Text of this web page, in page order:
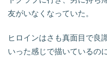
友がいなくなっていた。
ヒロインはさも真面目で良
いった感じで描いているの